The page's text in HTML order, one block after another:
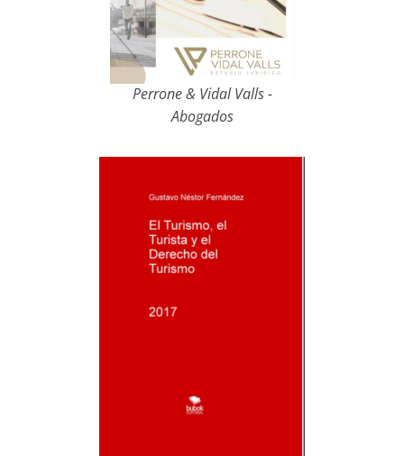
Perrone & Vidal Valls -
Abogados